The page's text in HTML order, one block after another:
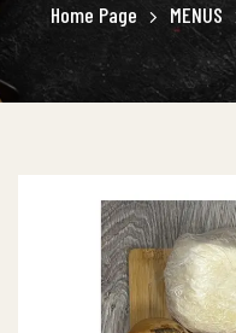
Home Page MENUS